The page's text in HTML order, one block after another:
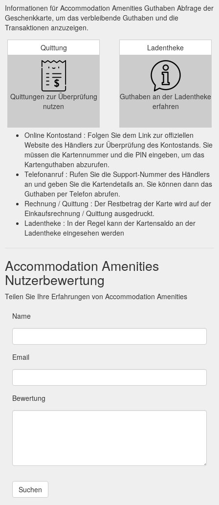
Informationen für Accommodation Amenities Guthaben Abfrage der
Geschenkkarte, um das verbleibende Guthaben und die
Transaktionen anzuzeigen.
Quittung
Quittungen zur Überprüfung
nutzen
Ladentheke
Guthaben an der Ladentheke
erfahren
Online Kontostand : Folgen Sie dem Link zur offiziellen
Website des Händlers zur Überprüfung des Kontostands. Sie
müssen die Kartennummer und die PIN eingeben, um das
Kartenguthaben abzurufen.
Telefonanruf : Rufen Sie die Support-Nummer des Händlers
an und geben Sie die Kartendetails an. Sie können dann das
Guthaben per Telefon abrufen.
Rechnung / Quittung : Der Restbetrag der Karte wird auf der
Einkaufsrechnung / Quittung ausgedruckt.
Ladentheke : In der Regel kann der Kartensaldo an der
Ladentheke eingesehen werden
Accommodation Amenities
Nutzerbewertung
Teilen Sie Ihre Erfahrungen von Accommodation Amenities
Name
Email
Bewertung